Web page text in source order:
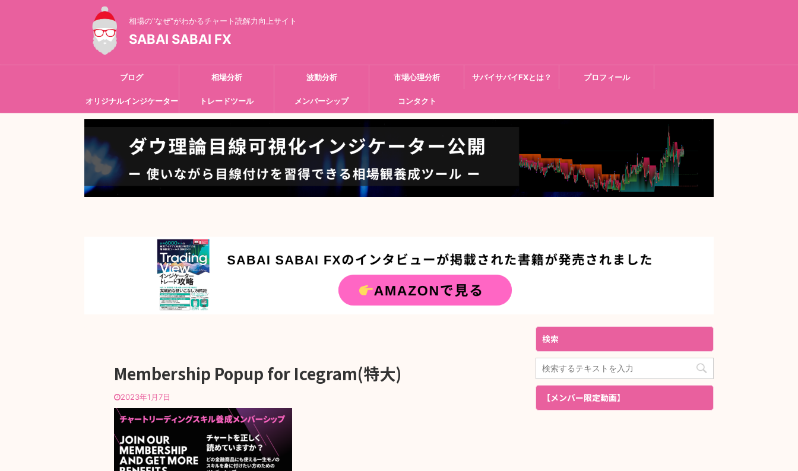
相場の"なぜ"がわかるチャート読解力向上サイト
SABAI SABAI FX
ブログ 相場分析 波動分析 市場心理分析 サバイサバイFXとは？ プロフィール
オリジナルインジケーター トレードツール メンバーシップ コンタクト
Membership Popup for Icegram(特大)
2023年1月7日
検索
【メンバー限定動画】